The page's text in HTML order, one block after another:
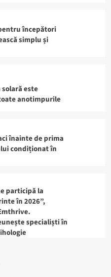
începători
simplu și
este
anotimpurile
înainte de prima
condiționat în
participă la
în 2026”,
specialiști în